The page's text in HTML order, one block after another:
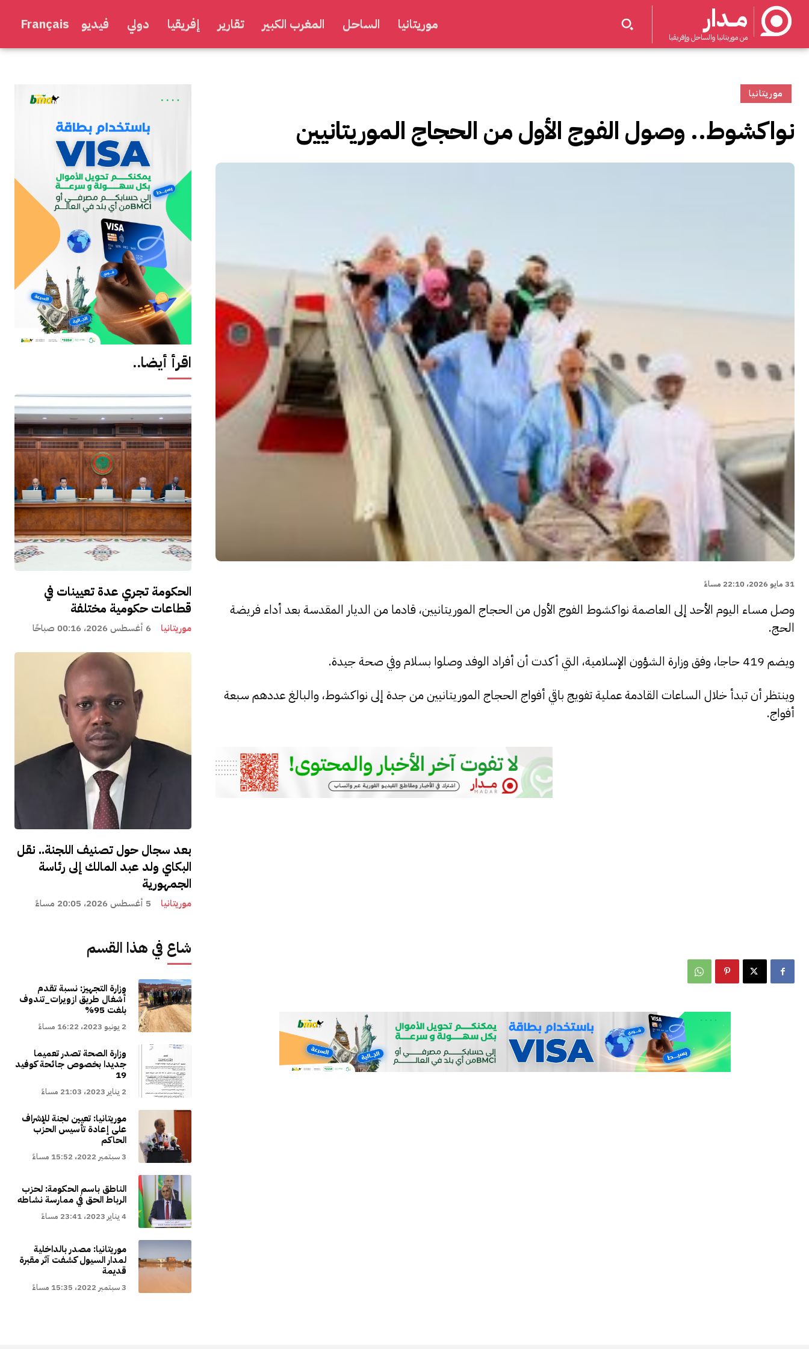
مــدار
من موريتانيا والساحل وإفريقيا
موريتانيا الساحل المغرب الكبير تقارير إفريقيا دولي فيديو Français
اقرأ أيضا..
الحكومة تجري عدة تعيينات في
قطاعات حكومية مختلفة
موريتانيا 6 أغسطس 2026، 00:16 صباحًا
بعد سجال حول تصنيف اللجنة.. نقل
البكاي ولد عبد المالك إلى رئاسة
الجمهورية
موريتانيا 5 أغسطس 2026، 20:05 مساءً
شاع في هذا القسم
وزارة التجهيز: نسبة تقدم
أشغال طريق ازويرات_تندوف
بلغت 95%
2 يونيو 2023، 16:22 مساءً
وزارة الصحة تصدر تعميما
جديدا بخصوص جائحة كوفيد
19
2 يناير 2023، 21:03 مساءً
موريتانيا: تعيين لجنة للإشراف
على إعادة تأسيس الحزب
الحاكم
3 سبتمبر 2022، 15:52 مساءً
الناطق باسم الحكومة: لحزب
الرباط الحق في ممارسة نشاطه
4 يناير 2023، 23:41 مساءً
موريتانيا: مصدر بالداخلية
لمدار السيول كشفت آثر مقبرة
قديمة
3 سبتمبر 2022، 15:35 مساءً
موريتانيا
نواكشوط.. وصول الفوج الأول من الحجاج الموريتانيين
31 مايو 2026، 22:10 مساءً
وصل مساء اليوم الأحد إلى العاصمة نواكشوط الفوج الأول من الحجاج الموريتانيين، قادما من الديار المقدسة بعد أداء فريضة
الحج.
ويضم 419 حاجا، وفق وزارة الشؤون الإسلامية، التي أكدت أن أفراد الوفد وصلوا بسلام وفي صحة جيدة.
وينتظر أن تبدأ خلال الساعات القادمة عملية تفويج باقي أفواج الحجاج الموريتانيين من جدة إلى نواكشوط، والبالغ عددهم سبعة
أفواج.